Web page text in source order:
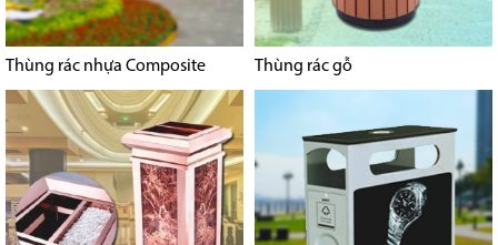
Thùng rác nhựa Composite Thùng rác gỗ